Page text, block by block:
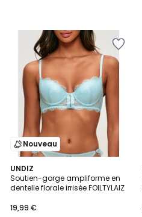
Nouveau
UNDIZ
Soutien-gorge ampliforme en
dentelle florale irrisée FOILTYLAIZ
19,99 €
2
Couleurs